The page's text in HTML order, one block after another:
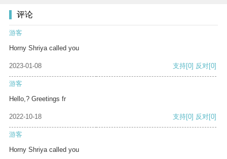
评论
游客
Horny Shriya called you
2023-01-08 支持[0] 反对[0]
游客
Hello,? Greetings fr
2022-10-18 支持[0] 反对[0]
游客
Horny Shriya called you